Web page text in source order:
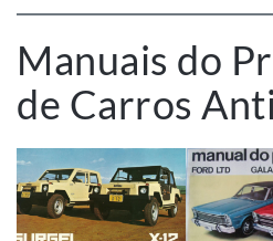
Manuais do
de Carros